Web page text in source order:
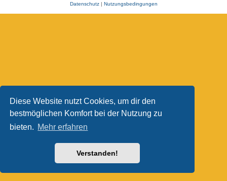
Diese Website nutzt Cookies, um dir den
bestmöglichen Komfort bei der Nutzung zu
bieten. Mehr erfahren
Verstanden!
Datenschutz| Nutzungsbedingungen